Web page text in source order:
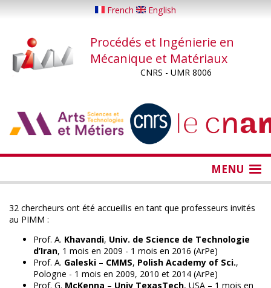
principal
French English
Procédés et Ingénierie en
Mécanique et Matériaux
CNRS - UMR 8006
MENU
32 chercheurs ont été accueillis en tant que professeurs invités
au PIMM :
Prof. A. Khavandi, Univ. de Science de Technologie
d’Iran, 1 mois en 2009 - 1 mois en 2016 (ArPe)
Prof. A. Galeski – CMMS, Polish Academy of Sci.,
Pologne - 1 mois en 2009, 2010 et 2014 (ArPe)
Prof. G. McKenna – Univ TexasTech, USA – 1 mois en